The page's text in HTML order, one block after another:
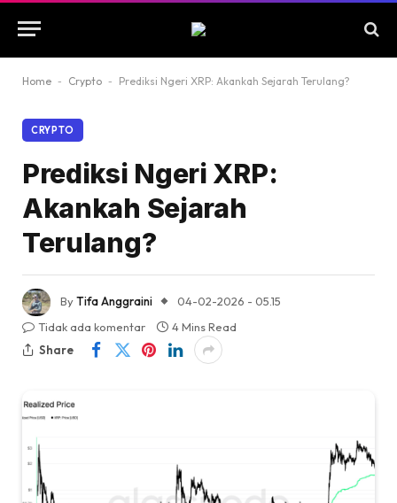
Home - Crypto - Prediksi Ngeri XRP: Akankah Sejarah Terulang?
CRYPTO
Prediksi Ngeri XRP:
Akankah Sejarah
Terulang?
ByTifa Anggraini
04-02-2026 - 05.15
Tidak ada komentar
4 Mins Read
Share